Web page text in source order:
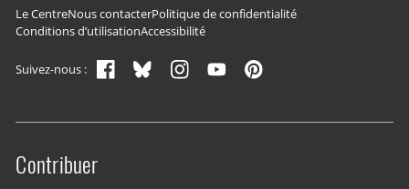
Navigation du pied de page
Le CentreNous contacterPolitique de confidentialité
Conditions d’utilisationAccessibilité
Suivez-nous :
Site menu
Contribuer